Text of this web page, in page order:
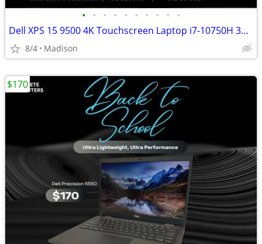
• • • • • • • • • •
Dell XPS 15 9500 4K Touchscreen Laptop i7-10750H 32GB RAM 512GB NVMe G
8/4 Madison
$170